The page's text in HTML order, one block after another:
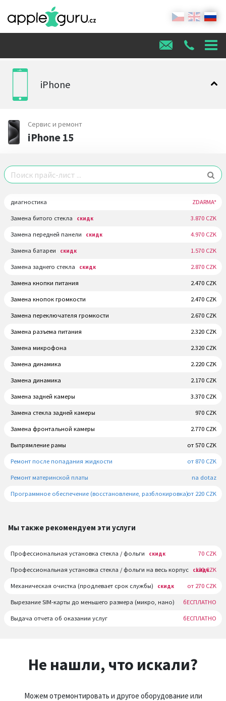
iPhone
Сервис и ремонт
iPhone 15
диагностика ZDARMA*
Замена битого стекла скидк 3.870 CZK
Замена передней панели скидк 4.970 CZK
Замена батареи скидк 1.570 CZK
Замена заднего стекла скидк 2.870 CZK
Замена кнопки питания 2.470 CZK
Замена кнопок громкости 2.470 CZK
Замена переключателя громкости 2.670 CZK
Замена разъема питания 2.320 CZK
Замена микрофона 2.320 CZK
Замена динамика 2.220 CZK
Замена динамика 2.170 CZK
Замена задней камеры 3.370 CZK
Замена стекла задней камеры 970 CZK
Замена фронтальной камеры 2.770 CZK
Выпрямление рамы от 570 CZK
Ремонт после попадания жидкости от 870 CZK
Ремонт материнской платы na dotaz
Программное обеспечение (восстановление, разблокировка)от 220 CZK
Мы также рекомендуем эти услуги
Профессиональная установка стекла / фольги скидк 70 CZK
Профессиональная установка стекла / фольги на весь корпус скидк
120 CZK
Механическая очистка (продлевает срок службы) скидк от 270 CZK
Вырезание SIM-карты до меньшего размера (микро, нано) бЕСПЛАТНО
Выдача отчета об оказании услуг бЕСПЛАТНО
Не нашли, что искали?
Можем отремонтировать и другое оборудование или